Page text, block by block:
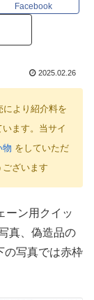
Facebook
2025.02.26
より紹介料を
ます。当サイ
物 をしていただ
ございます
ーン用クイッ
真、偽造品の
の写真では赤枠